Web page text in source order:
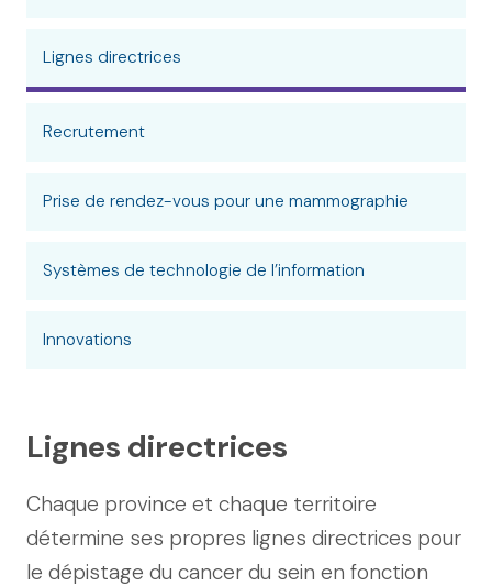
Lignes directrices
Recrutement
Prise de rendez-vous pour une mammographie
Systèmes de technologie de l’information
Innovations
Lignes directrices
Chaque province et chaque territoire
détermine ses propres lignes directrices pour
le dépistage du cancer du sein en fonction